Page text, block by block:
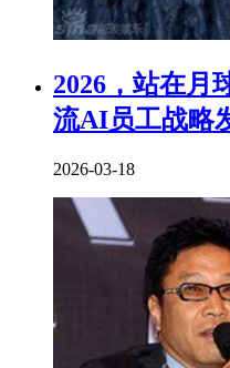
2026，站在月
流AI员工战略
2026-03-18